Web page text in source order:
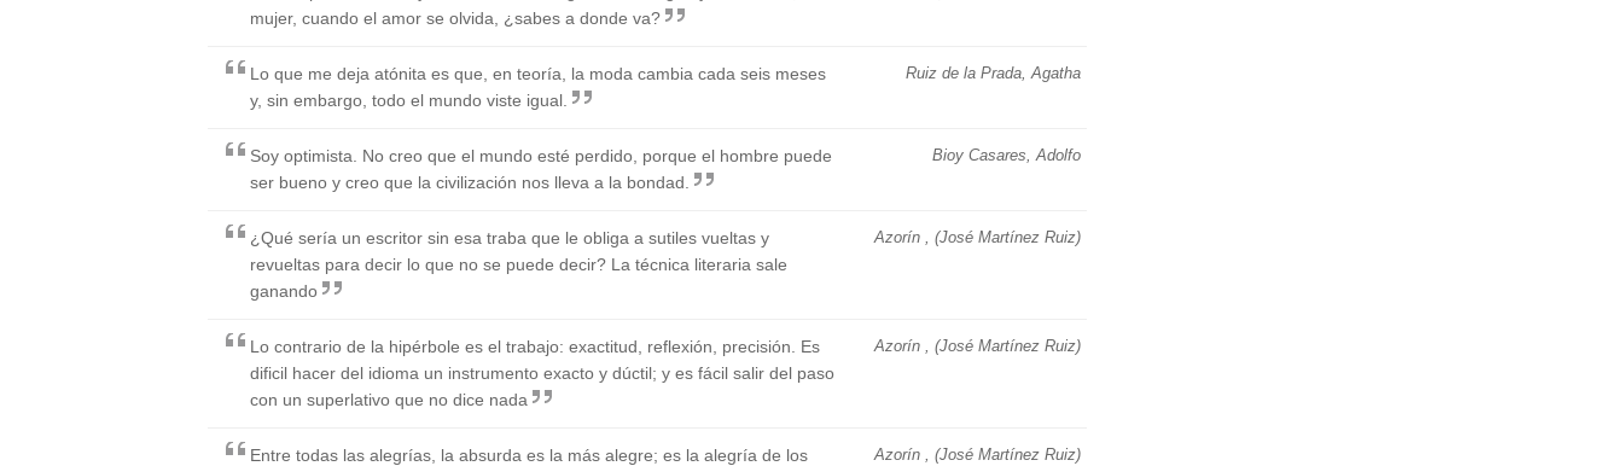
mujer, cuando el amor se olvida, ¿sabes a donde va?
Ruiz de la Prada, Agatha
Lo que me deja atónita es que, en teoría, la moda cambia cada seis meses
y, sin embargo, todo el mundo viste igual.
Bioy Casares, Adolfo
Soy optimista. No creo que el mundo esté perdido, porque el hombre puede
ser bueno y creo que la civilización nos lleva a la bondad.
Azorín , (José Martínez Ruiz)
¿Qué sería un escritor sin esa traba que le obliga a sutiles vueltas y
revueltas para decir lo que no se puede decir? La técnica literaria sale
ganando
Azorín , (José Martínez Ruiz)
Lo contrario de la hipérbole es el trabajo: exactitud, reflexión, precisión. Es
dificil hacer del idioma un instrumento exacto y dúctil; y es fácil salir del paso
con un superlativo que no dice nada
Azorín , (José Martínez Ruiz)
Entre todas las alegrías, la absurda es la más alegre; es la alegría de los